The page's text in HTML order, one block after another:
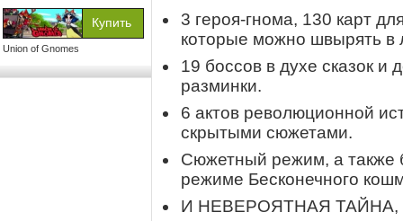
Union of Gnomes
3 героя-гнома, 130 карт
которые можно швырять в
19 боссов в духе сказок и
разминки.
6 актов революционной
скрытыми сюжетами.
Сюжетный режим, а также
режиме Бесконечного
И НЕВЕРОЯТНАЯ